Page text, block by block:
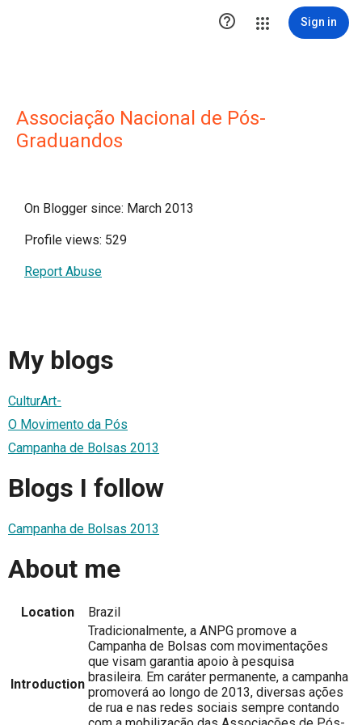
 Sign in
Associação Nacional de Pós-
Graduandos
On Blogger since: March 2013
Profile views: 529
Report Abuse
My blogs
CulturArt-
O Movimento da Pós
Campanha de Bolsas 2013
Blogs I follow
Campanha de Bolsas 2013
About me
Location Brazil
Introduction
Tradicionalmente, a ANPG promove a
Campanha de Bolsas com movimentações
que visam garantia apoio à pesquisa
brasileira. Em caráter permanente, a campanha
promoverá ao longo de 2013, diversas ações
de rua e nas redes sociais sempre contando